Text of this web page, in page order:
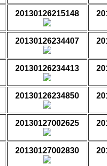
20130126215148
20130126234407
20130126234413
20130126234850
20130127002625
20130127002830